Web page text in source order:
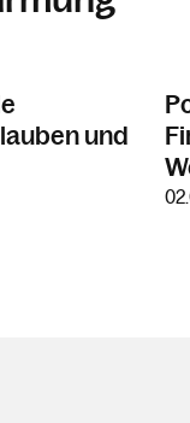
und